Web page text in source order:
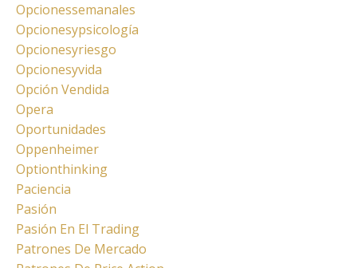
Opcionessemanales
Opcionesypsicología
Opcionesyriesgo
Opcionesyvida
Opción Vendida
Opera
Oportunidades
Oppenheimer
Optionthinking
Paciencia
Pasión
Pasión En El Trading
Patrones De Mercado